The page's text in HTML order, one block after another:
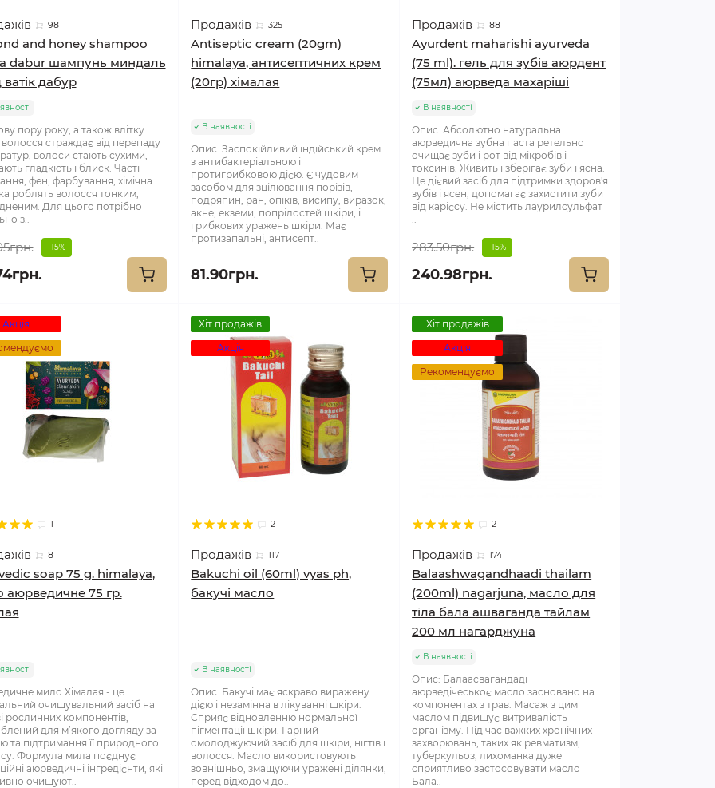
98
and honey shampoo
dabur шампунь миндаль
ватік дабур
пору року, а також влітку
волосся страждає від перепаду
волоси стають сухими,
гладкість і блиск. Часті
фен, фарбування, хімічна
роблять волосся тонким,
Для цього потрібно
з..
-15%
Продажів 325
Antiseptic cream (20gm)
himalaya, антисептичних крем
(20гр) хімалая
В наявності
Опис: Заспокійливий індійський крем
з антибактеріальною і
протигрибковою дією. Є чудовим
засобом для зцілювання порізів,
подряпин, ран, опіків, висипу, виразок,
акне, екземи, попрілостей шкіри, і
грибкових уражень шкіри. Має
протизапальні, антисепт..
81.90грн.
Продажів 88
Ayurdent maharishi ayurveda
(75 ml). гель для зубів аюрдент
(75мл) аюрведа махаріші
В наявності
Опис: Абсолютно натуральна
аюрведична зубна паста ретельно
очищає зуби і рот від мікробів і
токсинів. Живить і зберігає зуби і ясна.
Це дієвий засіб для підтримки здоров'я
зубів і ясен, допомагає захистити зуби
від карієсу. Не містить лаурилсульфат
..
283.50грн. -15%
240.98грн.
Акція
1
8
soap 75 g. himalaya,
аюрведичне 75 гр.
мило Хімалая - це
очищувальний засіб на
рослинних компонентів,
для м’якого догляду за
та підтримання її природного
Формула мила поєднує
аюрведичні інгредієнти, які
очищуют..
Хіт продажів
Акція
2
Продажів 117
Bakuchi oil (60ml) vyas ph,
бакучі масло
В наявності
Опис: Бакучі має яскраво виражену
дією і незамінна в лікуванні шкіри.
Сприяє відновленню нормальної
пігментації шкіри. Гарний
омолоджуючий засіб для шкіри, нігтів і
волосся. Масло використовують
зовнішньо, змащуючи уражені ділянки,
перед відходом до..
Хіт продажів
Акція
Рекомендуємо
2
Продажів 174
Balaashwagandhaadi thailam
(200ml) nagarjuna, масло для
тіла бала ашваганда тайлам
200 мл нагарджуна
В наявності
Опис: Балаасвагандаді
аюрведічеськоє масло засновано на
компонентах з трав. Масаж з цим
маслом підвищує витривалість
організму. Під час важких хронічних
захворювань, таких як ревматизм,
туберкульоз, лихоманка дуже
сприятливо застосовувати масло
Бала..